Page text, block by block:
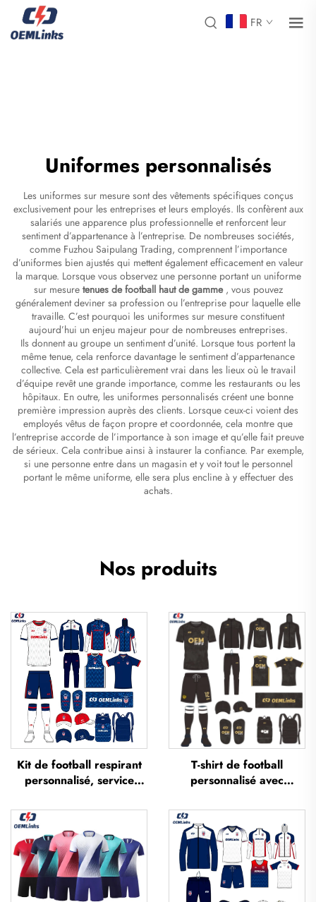
FR
Uniformes personnalisés
Les uniformes sur mesure sont des vêtements spécifiques conçus
exclusivement pour les entreprises et leurs employés. Ils confèrent aux
salariés une apparence plus professionnelle et renforcent leur
sentiment d’appartenance à l’entreprise. De nombreuses sociétés,
comme Fuzhou Saipulang Trading, comprennent l’importance
d’uniformes bien ajustés qui mettent également efficacement en valeur
la marque. Lorsque vous observez une personne portant un uniforme
sur mesure tenues de football haut de gamme , vous pouvez
généralement deviner sa profession ou l’entreprise pour laquelle elle
travaille. C’est pourquoi les uniformes sur mesure constituent
aujourd’hui un enjeu majeur pour de nombreuses entreprises.
Ils donnent au groupe un sentiment d’unité. Lorsque tous portent la
même tenue, cela renforce davantage le sentiment d’appartenance
collective. Cela est particulièrement vrai dans les lieux où le travail
d’équipe revêt une grande importance, comme les restaurants ou les
hôpitaux. En outre, les uniformes personnalisés créent une bonne
première impression auprès des clients. Lorsque ceux-ci voient des
employés vêtus de façon propre et coordonnée, cela montre que
l’entreprise accorde de l’importance à son image et qu’elle fait preuve
de sérieux. Cela contribue ainsi à instaurer la confiance. Par exemple,
si une personne entre dans un magasin et y voit tout le personnel
portant le même uniforme, elle sera plus encline à y effectuer des
achats.
Nos produits
Kit de football respirant
personnalisé, service
personnalisés, tenues
complètes de football,
maillots de football
sublimés
T-shirt de football
personnalisé avec
maillot d'équipe de
football, t-shirts, uniforme
de football, maillot de
football, tenue de
football, maillot de
football